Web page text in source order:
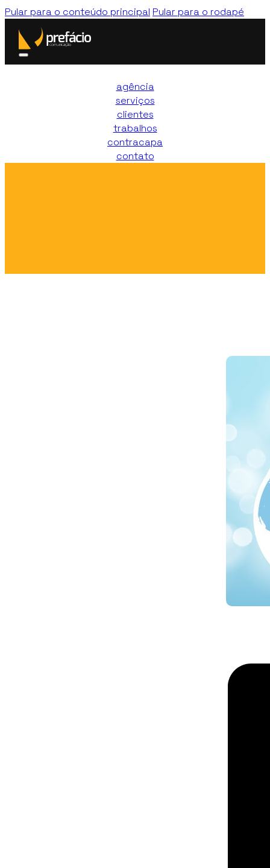
Pular para o conteúdo principal Pular para o rodapé
agência
serviços
clientes
trabalhos
contracapa
contato